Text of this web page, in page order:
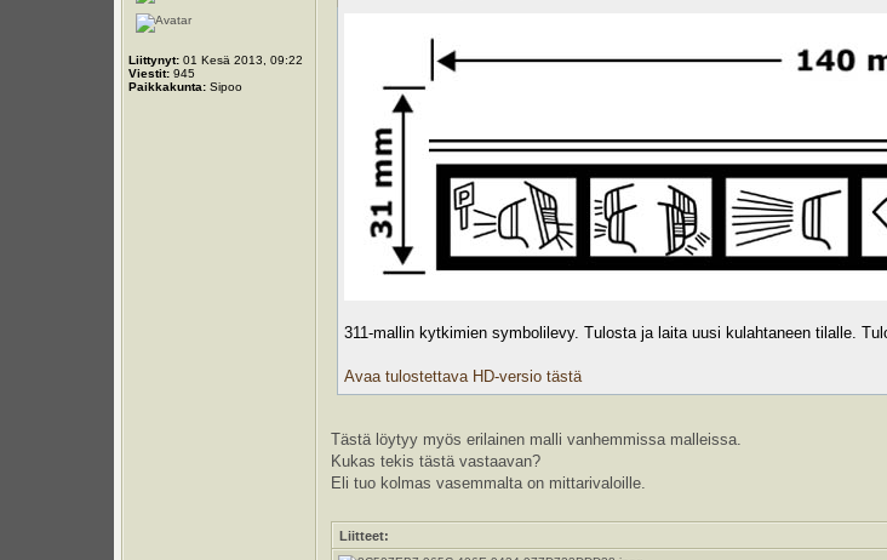
Liittynyt: 01 Kesä 2013, 09:22
Viestit: 945
Paikkakunta: Sipoo
311-mallin kytkimien symbolilevy. Tulosta ja laita uusi kulahtaneen tilalle.
Avaa tulostettava HD-versio tästä
Tästä löytyy myös erilainen malli vanhemmissa malleissa.
Kukas tekis tästä vastaavan?
Eli tuo kolmas vasemmalta on mittarivaloille.
Liitteet: